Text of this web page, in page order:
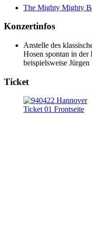
The Mighty Mighty
Konzertinfos
Anstelle des
Hosen spontan in der
beispielsweise
Ticket